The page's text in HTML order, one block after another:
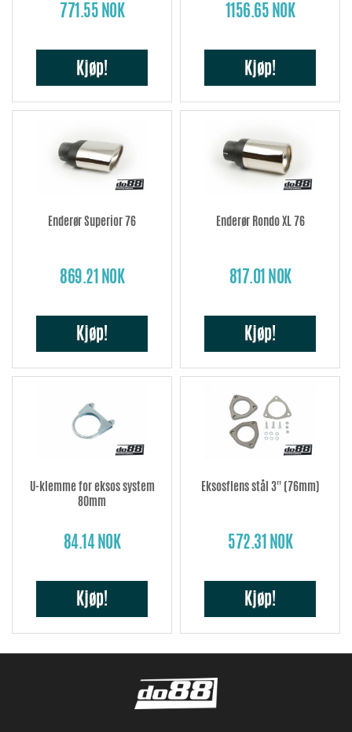
771.55 NOK
Kjøp!
1156.65 NOK
Kjøp!
Enderør Superior 76
869.21 NOK
Kjøp!
Enderør Rondo XL 76
817.01 NOK
Kjøp!
U-klemme for eksos system
80mm
84.14 NOK
Kjøp!
Eksosflens stål 3'' (76mm)
572.31 NOK
Kjøp!